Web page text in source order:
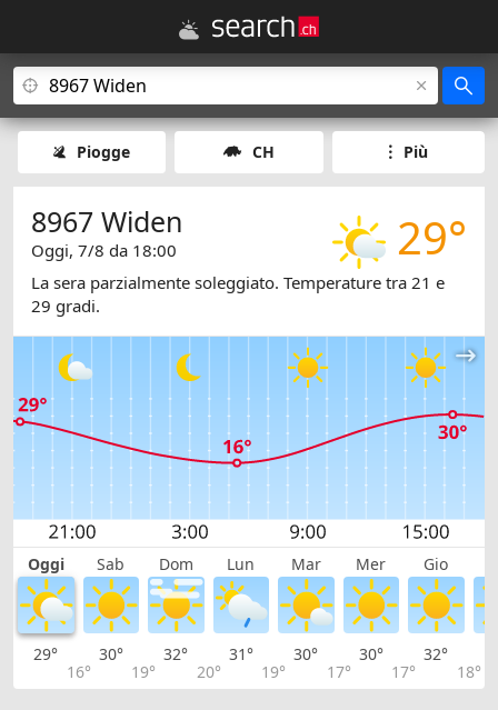
Piogge CH Più
29°
8967 Widen
Oggi, 7/8 da 18:00
La sera parzialmente soleggiato. Temperature tra 21 e
29 gradi.
Oggi Sab Dom Lun Mar Mer Gio
29°
16°
30°
19°
32°
20°
31°
19°
30°
17°
30°
17°
32°
18°